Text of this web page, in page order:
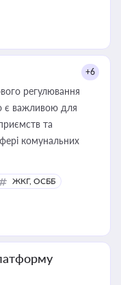
+6
регулювання
є важливою для
та
комунальних
ЖКГ, ОСББ